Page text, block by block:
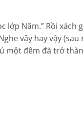
lớp Năm.” Rồi xách
vậy hay vậy (sau
một đêm đã trở